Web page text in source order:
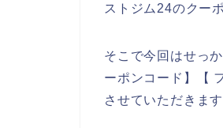
ストジム24のクー
そこで今回はせっ
ーポンコード】【
させていただきます